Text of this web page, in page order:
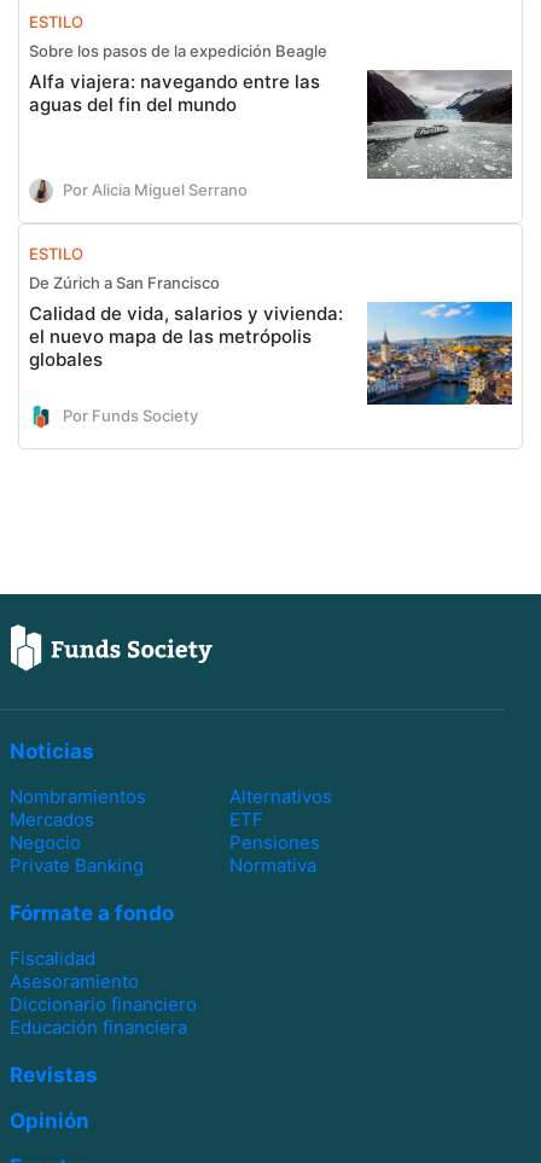
ESTILO
Sobre los pasos de la expedición Beagle
Alfa viajera: navegando entre las
aguas del fin del mundo
Por Alicia Miguel Serrano
ESTILO
De Zúrich a San Francisco
Calidad de vida, salarios y vivienda:
el nuevo mapa de las metrópolis
globales
Por Funds Society
Noticias
Nombramientos
Alternativos
Mercados
ETF
Negocio
Pensiones
Private Banking
Normativa
Fórmate a fondo
Fiscalidad
Asesoramiento
Diccionario financiero
Educación financiera
Revistas
Opinión